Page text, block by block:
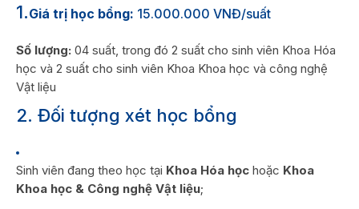
1.Giá trị học bổng: 15.000.000 VNĐ/suất
Số lượng: 04 suất, trong đó 2 suất cho sinh viên Khoa Hóa
học và 2 suất cho sinh viên Khoa Khoa học và công nghệ
Vật liệu
2. Đối tượng xét học bổng
Sinh viên đang theo học tại Khoa Hóa học hoặc Khoa
Khoa học & Công nghệ Vật liệu;